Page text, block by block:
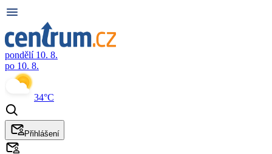
pondělí 10. 8.
po 10. 8.
34°C
Přihlášení